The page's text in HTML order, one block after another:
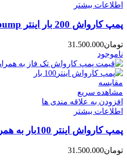
اطلاعات بیشتر
پمپ کارواش 200 بار اینتر WS201 interpump
تومان31.500.000
ناموجود
مقایسه
مشاهده سریع
افزودن به علاقه مندی ها
اطلاعات بیشتر
پمپ کارواش اینتر 100بار به همراه موتور تکفاز
تومان31.500.000